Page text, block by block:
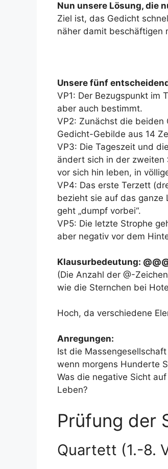
Nun unsere Lösung, die
Ziel ist, das Gedicht
näher damit beschäftigen
Unsere fünf
VP1: Der Bezugspunkt im
aber auch bestimmt.
VP2: Zunächst die beiden
Gedicht-Gebilde aus 14
VP3: Die Tageszeit und
ändert sich in der zweiten
vor sich hin leben, in
VP4: Das erste Terzett
bezieht sie auf das ganze
geht „dumpf vorbei“.
VP5: Die letzte Strophe
aber negativ vor dem
Klausurbedeutung:
(Die Anzahl der @-
wie die Sternchen bei
Hoch, da verschiedene
Anregungen:
Ist die
wenn morgens Hunderte
Was die negative Sicht
Leben?
Prüfung der
Quartett (1.-8.